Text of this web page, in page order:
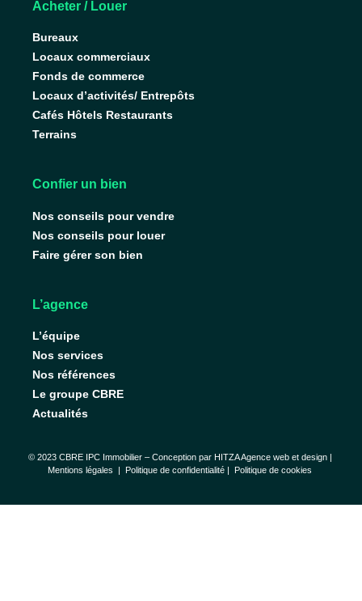
Acheter / Louer
Bureaux
Locaux commerciaux
Fonds de commerce
Locaux d’activités/ Entrepôts
Cafés Hôtels Restaurants
Terrains
Confier un bien
Nos conseils pour vendre
Nos conseils pour louer
Faire gérer son bien
L’agence
L’équipe
Nos services
Nos références
Le groupe CBRE
Actualités
© 2023 CBRE IPC Immobilier – Conception par HITZA Agence web et design|
Mentions légales
Politique de confidentialité | Politique de cookies